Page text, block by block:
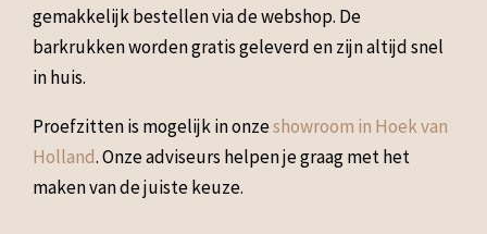
gemakkelijk bestellen via de webshop. De
barkrukken worden gratis geleverd en zijn altijd snel
in huis.
Proefzitten is mogelijk in onzeshowroom in Hoek van
Holland. Onze adviseurs helpen je graag met het
maken van de juiste keuze.